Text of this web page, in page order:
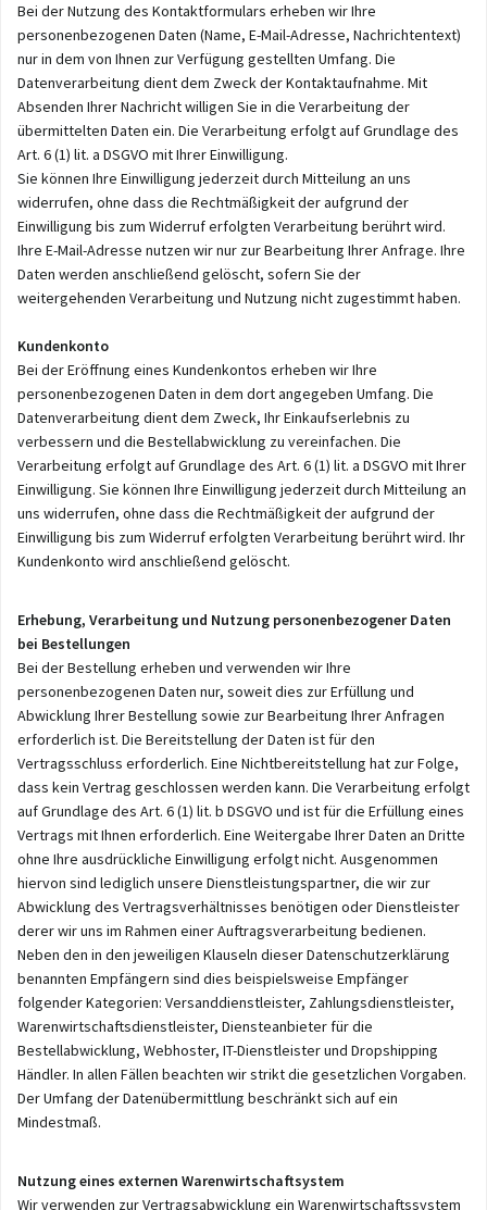
Bei der Nutzung des Kontaktformulars erheben wir Ihre
personenbezogenen Daten (Name, E-Mail-Adresse, Nachrichtentext)
nur in dem von Ihnen zur Verfügung gestellten Umfang. Die
Datenverarbeitung dient dem Zweck der Kontaktaufnahme. Mit
Absenden Ihrer Nachricht willigen Sie in die Verarbeitung der
übermittelten Daten ein. Die Verarbeitung erfolgt auf Grundlage des
Art. 6 (1) lit. a DSGVO mit Ihrer Einwilligung.
Sie können Ihre Einwilligung jederzeit durch Mitteilung an uns
widerrufen, ohne dass die Rechtmäßigkeit der aufgrund der
Einwilligung bis zum Widerruf erfolgten Verarbeitung berührt wird.
Ihre E-Mail-Adresse nutzen wir nur zur Bearbeitung Ihrer Anfrage. Ihre
Daten werden anschließend gelöscht, sofern Sie der
weitergehenden Verarbeitung und Nutzung nicht zugestimmt haben.
Kundenkonto
Bei der Eröffnung eines Kundenkontos erheben wir Ihre
personenbezogenen Daten in dem dort angegeben Umfang. Die
Datenverarbeitung dient dem Zweck, Ihr Einkaufserlebnis zu
verbessern und die Bestellabwicklung zu vereinfachen. Die
Verarbeitung erfolgt auf Grundlage des Art. 6 (1) lit. a DSGVO mit Ihrer
Einwilligung. Sie können Ihre Einwilligung jederzeit durch Mitteilung an
uns widerrufen, ohne dass die Rechtmäßigkeit der aufgrund der
Einwilligung bis zum Widerruf erfolgten Verarbeitung berührt wird. Ihr
Kundenkonto wird anschließend gelöscht.
Erhebung, Verarbeitung und Nutzung personenbezogener Daten
bei Bestellungen
Bei der Bestellung erheben und verwenden wir Ihre
personenbezogenen Daten nur, soweit dies zur Erfüllung und
Abwicklung Ihrer Bestellung sowie zur Bearbeitung Ihrer Anfragen
erforderlich ist. Die Bereitstellung der Daten ist für den
Vertragsschluss erforderlich. Eine Nichtbereitstellung hat zur Folge,
dass kein Vertrag geschlossen werden kann. Die Verarbeitung erfolgt
auf Grundlage des Art. 6 (1) lit. b DSGVO und ist für die Erfüllung eines
Vertrags mit Ihnen erforderlich. Eine Weitergabe Ihrer Daten an Dritte
ohne Ihre ausdrückliche Einwilligung erfolgt nicht. Ausgenommen
hiervon sind lediglich unsere Dienstleistungspartner, die wir zur
Abwicklung des Vertragsverhältnisses benötigen oder Dienstleister
derer wir uns im Rahmen einer Auftragsverarbeitung bedienen.
Neben den in den jeweiligen Klauseln dieser Datenschutzerklärung
benannten Empfängern sind dies beispielsweise Empfänger
folgender Kategorien: Versanddienstleister, Zahlungsdienstleister,
Warenwirtschaftsdienstleister, Diensteanbieter für die
Bestellabwicklung, Webhoster, IT-Dienstleister und Dropshipping
Händler. In allen Fällen beachten wir strikt die gesetzlichen Vorgaben.
Der Umfang der Datenübermittlung beschränkt sich auf ein
Mindestmaß.
Nutzung eines externen Warenwirtschaftsystem
Wir verwenden zur Vertragsabwicklung ein Warenwirtschaftssystem